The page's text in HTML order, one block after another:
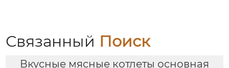
Связанный Поиск
Вкусные мясные котлеты основная